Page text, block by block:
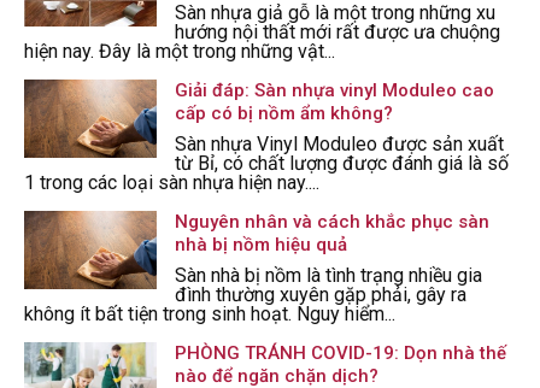
Sàn nhựa giả gỗ là một trong những xu
hướng nội thất mới rất được ưa chuộng
hiện nay. Đây là một trong những vật...
Giải đáp: Sàn nhựa vinyl Moduleo cao
cấp có bị nồm ẩm không?
Sàn nhựa Vinyl Moduleo được sản xuất
từ Bỉ, có chất lượng được đánh giá là số
1 trong các loại sàn nhựa hiện nay....
Nguyên nhân và cách khắc phục sàn
nhà bị nồm hiệu quả
Sàn nhà bị nồm là tình trạng nhiều gia
đình thường xuyên gặp phải, gây ra
không ít bất tiện trong sinh hoạt. Nguy hiểm...
PHÒNG TRÁNH COVID-19: Dọn nhà thế
nào để ngăn chặn dịch?